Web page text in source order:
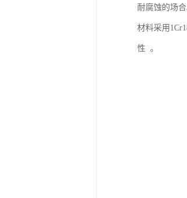
耐腐蚀的场
材料采用
性 。